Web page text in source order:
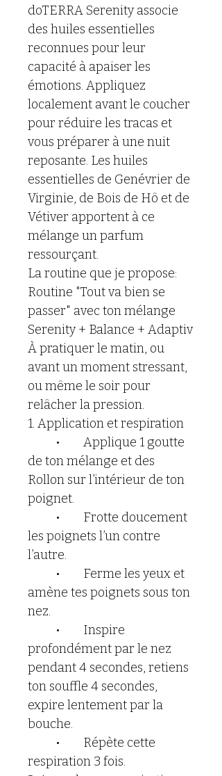
doTERRA Serenity associe
des huiles essentielles
reconnues pour leur
capacité à apaiser les
émotions. Appliquez
localement avant le coucher
pour réduire les tracas et
vous préparer à une nuit
reposante. Les huiles
essentielles de Genévrier de
Virginie, de Bois de Hô et de
Vétiver apportent à ce
mélange un parfum
ressourçant.
La routine que je propose:
Routine "Tout va bien se
passer" avec ton mélange
Serenity + Balance + Adaptiv
À pratiquer le matin, ou
avant un moment stressant,
ou même le soir pour
relâcher la pression.
1. Application et respiration
de ton mélange et des
Rollon sur l’intérieur de ton
poignet.
les poignets l’un contre
l’autre.
amène tes poignets sous ton
nez.
profondément par le nez
pendant 4 secondes, retiens
ton souffle 4 secondes,
expire lentement par la
bouche.
respiration 3 fois.